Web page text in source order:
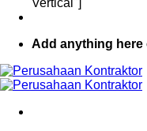
Vertical"]
Add anything here